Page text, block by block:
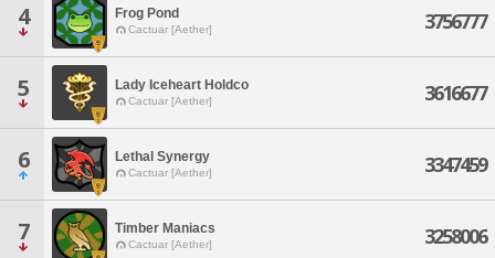
4 Frog Pond
Cactuar [Aether] 3756777
5 Lady Iceheart Holdco
Cactuar [Aether] 3616677
6 Lethal Synergy
Cactuar [Aether] 3347459
7 Timber Maniacs
Cactuar [Aether] 3258006